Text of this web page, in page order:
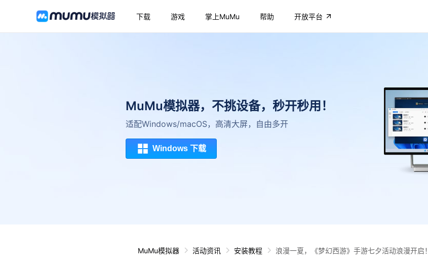
下载 游戏 掌上MuMu 帮助 开放平台
MuMu模拟器，不挑设备，秒开秒用！
适配Windows/macOS，高清大屏，自由多开
Windows 下载
MuMu模拟器 活动资讯 安装教程 浪漫一夏，《梦幻西游》手游七夕活动浪漫开启！